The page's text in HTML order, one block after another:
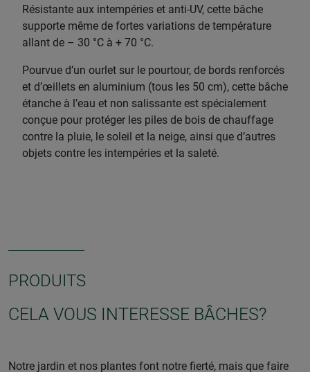
Résistante aux intempéries et anti-UV, cette bâche
supporte même de fortes variations de température
allant de – 30 °C à + 70 °C.
Pourvue d’un ourlet sur le pourtour, de bords renforcés
et d’œillets en aluminium (tous les 50 cm), cette bâche
étanche à l’eau et non salissante est spécialement
conçue pour protéger les piles de bois de chauffage
contre la pluie, le soleil et la neige, ainsi que d’autres
objets contre les intempéries et la saleté.
PRODUITS
CELA VOUS INTERESSE BÂCHES?
Notre jardin et nos plantes font notre fierté, mais que faire